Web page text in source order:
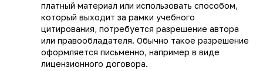
платный материал или использовать способом,
который выходит за рамки учебного
цитирования, потребуется разрешение автора
или правообладателя. Обычно такое разрешение
оформляется письменно, например в виде
лицензионного договора.